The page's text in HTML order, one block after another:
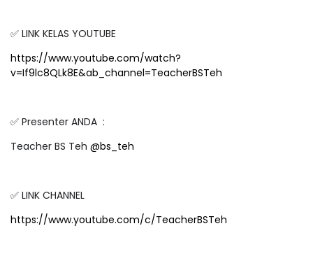
✅ LINK KELAS YOUTUBE
https://www.youtube.com/watch?
v=If9lc8QLk8E&ab_channel=TeacherBSTeh
✅ Presenter ANDA :
Teacher BS Teh @bs_teh
✅ LINK CHANNEL
https://www.youtube.com/c/TeacherBSTeh